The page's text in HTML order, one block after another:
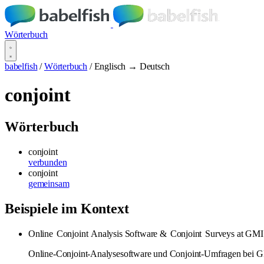
Wörterbuch
babelfish / Wörterbuch / Englisch → Deutsch
conjoint
Wörterbuch
conjoint
verbunden
conjoint
gemeinsam
Beispiele im Kontext
Online Conjoint Analysis Software & Conjoint Surveys at GMI
Online-Conjoint-Analysesoftware und Conjoint-Umfragen bei